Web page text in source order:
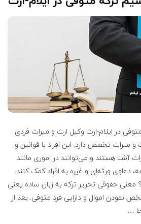
در ایلام-ارث وکیل ارث و میراث فردی
میراث تخصص دارد. این افراد با قوانین و
آشنا هستند و می‌توانند در اموری مانند
دعاوی ورثه‌ای و غیره به افراد کمک کنند.
حقوقی تحریر ترکه به زبان ساده یعنی
اموال و دارایی فرد متوفی. بعد از
…